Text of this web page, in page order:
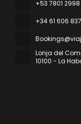
‎+53 7801
+34 61 606
Lonja del
10100 - La